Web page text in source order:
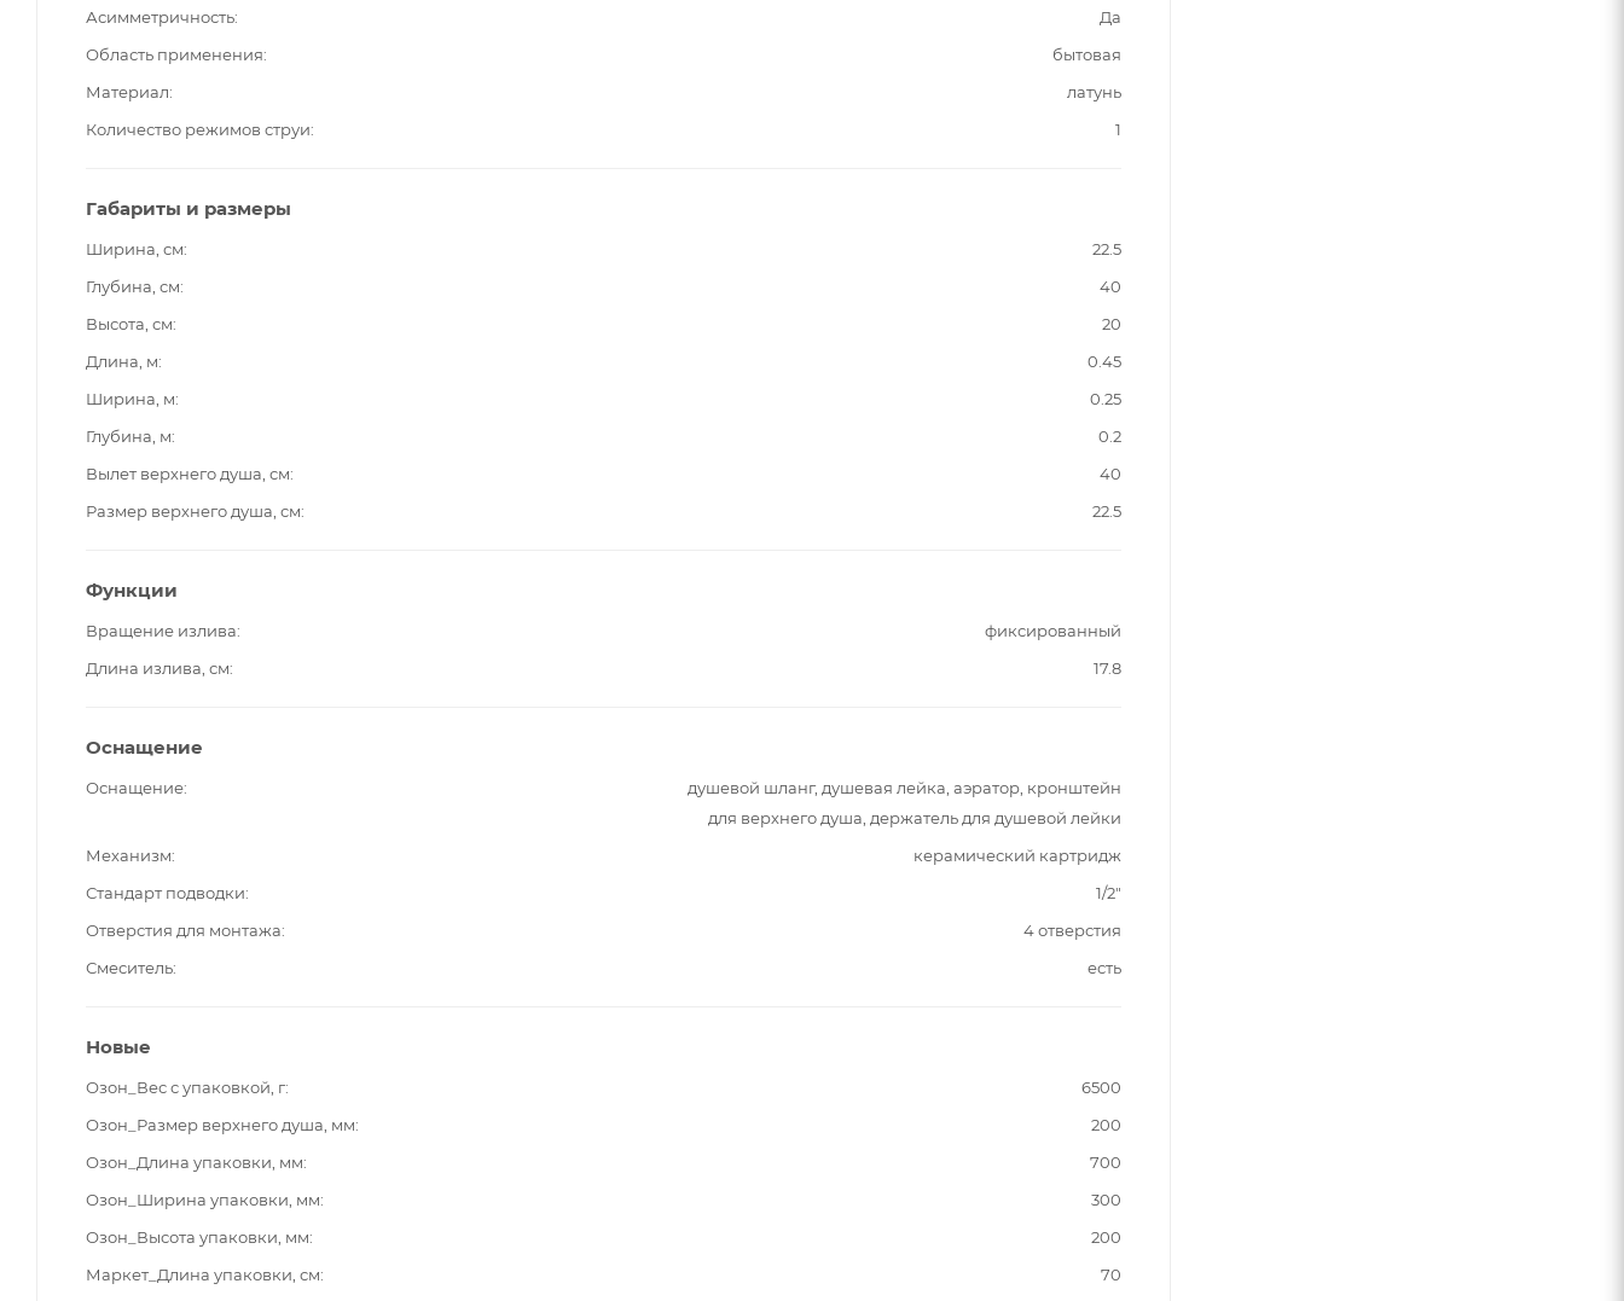
Асимметричность
Да
Область применения
бытовая
Материал
латунь
Количество режимов струи
1
Габариты и размеры
Ширина, см
22.5
Глубина, см
40
Высота, см
20
Длина, м
0.45
Ширина, м
0.25
Глубина, м
0.2
Вылет верхнего душа, см
40
Размер верхнего душа, см
22.5
Функции
Вращение излива
фиксированный
Длина излива, см
17.8
Оснащение
Оснащение
душевой шланг, душевая лейка, аэратор, кронштейн
для верхнего душа, держатель для душевой лейки
Механизм
керамический картридж
Стандарт подводки
1/2"
Отверстия для монтажа
4 отверстия
Смеситель
есть
Новые
Озон_Вес с упаковкой, г
6500
Озон_Размер верхнего душа, мм
200
Озон_Длина упаковки, мм
700
Озон_Ширина упаковки, мм
300
Озон_Высота упаковки, мм
200
Маркет_Длина упаковки, см
70